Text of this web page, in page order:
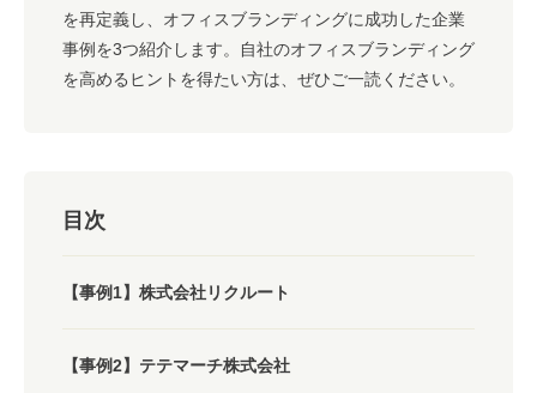
を再定義し、オフィスブランディングに成功した企業
事例を3つ紹介します。自社のオフィスブランディング
を高めるヒントを得たい方は、ぜひご一読ください。
目次
【事例1】株式会社リクルート
【事例2】テテマーチ株式会社